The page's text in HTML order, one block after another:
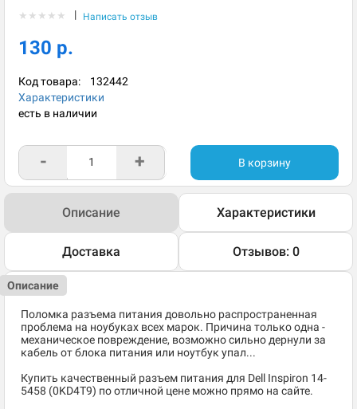
★ ★ ★ ★ ★ | Написать отзыв
130 р.
Код товара: 132442
Характеристики
есть в наличии
- + В корзину
Описание Характеристики
Доставка Отзывов: 0
Описание
Поломка разъема питания довольно распространенная
проблема на ноубуках всех марок. Причина только одна -
механическое повреждение, возможно сильно дернули за
кабель от блока питания или ноутбук упал...
Купить качественный разъем питания для Dell Inspiron 14-
5458 (0KD4T9) по отличной цене можно прямо на сайте.